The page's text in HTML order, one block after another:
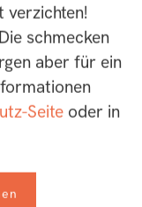
von
Damit
Konzept,
Gestaltung
zur
die
verzichten!
schmecken
aber für ein
Seite oder in